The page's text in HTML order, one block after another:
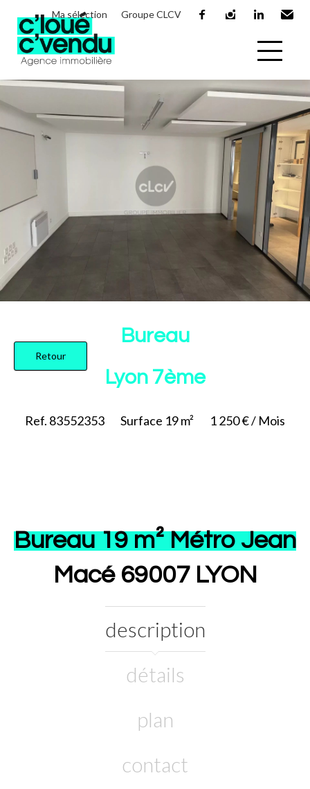
Ma sélection Groupe CLCV
Retour
Bureau
Lyon 7ème
Ref. 83552353 Surface 19 m² 1 250 € / Mois
Bureau 19 m² Métro Jean
Macé 69007 LYON
description
détails
plan
contact